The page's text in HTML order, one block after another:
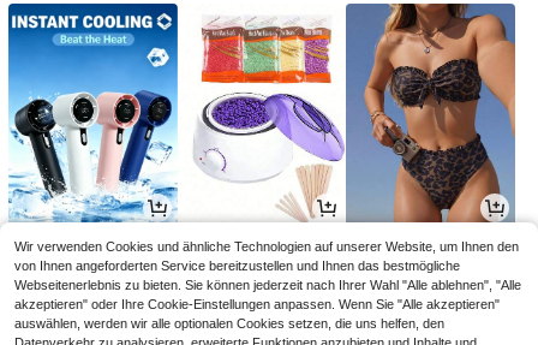
2,78€ 15,38€ 12,55€12,99€ -3%
Wir verwenden Cookies und ähnliche Technologien auf unserer Website, um Ihnen den
von Ihnen angeforderten Service bereitzustellen und Ihnen das bestmögliche
Webseitenerlebnis zu bieten. Sie können jederzeit nach Ihrer Wahl "Alle ablehnen", "Alle
akzeptieren" oder Ihre Cookie-Einstellungen anpassen. Wenn Sie "Alle akzeptieren"
auswählen, werden wir alle optionalen Cookies setzen, die uns helfen, den